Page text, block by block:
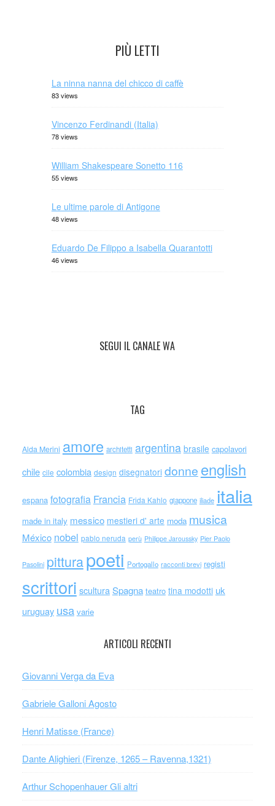
PIÙ LETTI
La ninna nanna del chicco di caffè
83 views
Vincenzo Ferdinandi (Italia)
78 views
William Shakespeare Sonetto 116
55 views
Le ultime parole di Antigone
48 views
Eduardo De Filippo a Isabella Quarantotti
46 views
SEGUI IL CANALE WA
TAG
Alda Merini amore architetti argentina brasile capolavori
chile cile colombia design disegnatori donne english
espana fotografia Francia Frida Kahlo giappone iliade italia
made in italy messico mestieri d' arte moda musica
México nobel pablo neruda perù Philippe Jaroussky Pier Paolo
Pasolini pitturapoeti Portogallo racconti brevi registi
scrittori scultura Spagna teatro tina modotti uk
uruguay usa varie
ARTICOLI RECENTI
Giovanni Verga da Eva
Gabriele Galloni Agosto
Henri Matisse (France)
Dante Alighieri (Firenze, 1265 – Ravenna,1321)
Arthur Schopenhauer Gli altri